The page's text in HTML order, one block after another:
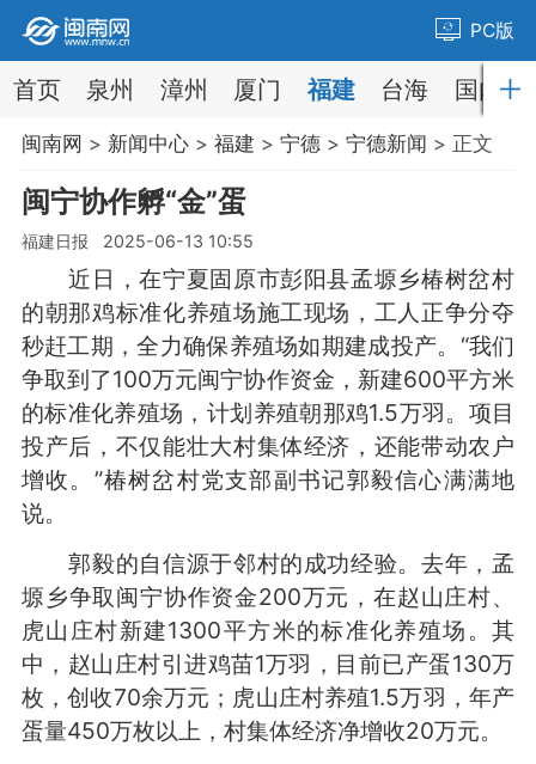
PC版
首页 泉州 漳州 厦门 福建 台海 国内
闽南网 > 新闻中心> 福建 > 宁德> 宁德新闻 > 正文
闽宁协作孵“金”蛋
福建日报 2025-06-13 10:55
近日，在宁夏固原市彭阳县孟塬乡椿树岔村
的朝那鸡标准化养殖场施工现场，工人正争分夺
秒赶工期，全力确保养殖场如期建成投产。“我们
争取到了100万元闽宁协作资金，新建600平方米
的标准化养殖场，计划养殖朝那鸡1.5万羽。项目
投产后，不仅能壮大村集体经济，还能带动农户
增收。”椿树岔村党支部副书记郭毅信心满满地
说。
郭毅的自信源于邻村的成功经验。去年，孟
塬乡争取闽宁协作资金200万元，在赵山庄村、
虎山庄村新建1300平方米的标准化养殖场。其
中，赵山庄村引进鸡苗1万羽，目前已产蛋130万
枚，创收70余万元；虎山庄村养殖1.5万羽，年产
蛋量450万枚以上，村集体经济净增收20万元。